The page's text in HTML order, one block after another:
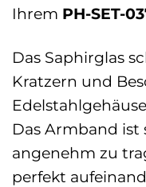
Ihrem PH-SET-
Das Saphirglas
Kratzern und
Das Armband
angenehm zu
perfekt